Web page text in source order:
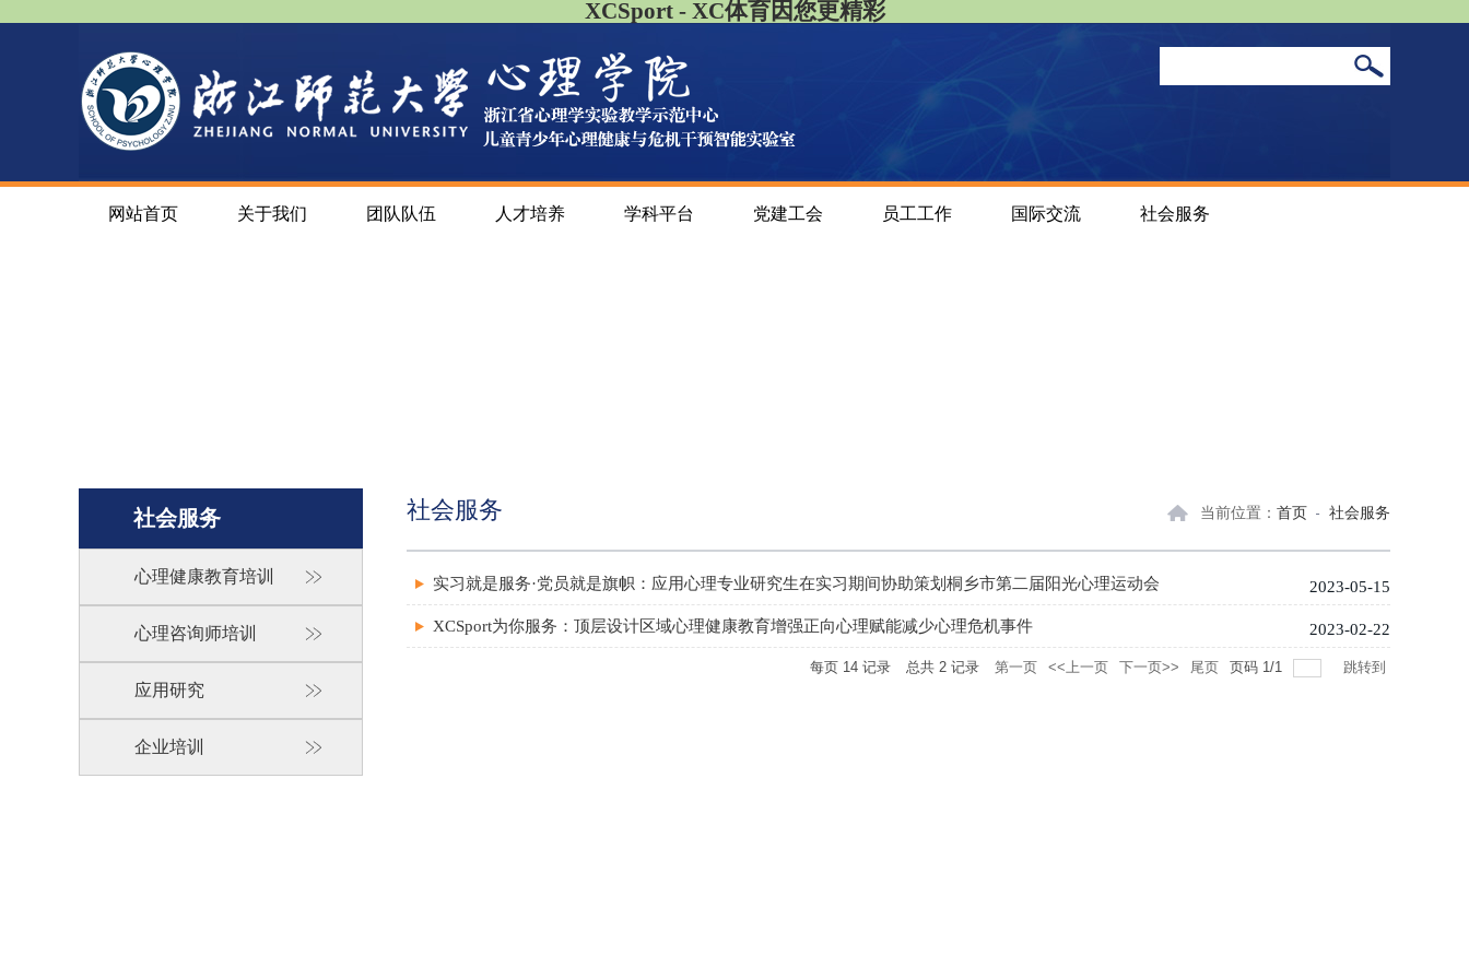
XCSport - XC体育因您更精彩
网站首页 关于我们 团队队伍 人才培养 学科平台 党建工会 员工工作 国际交流 社会服务
社会服务
心理健康教育培训
心理咨询师培训
应用研究
企业培训
当前位置： 首页 社会服务
社会服务
实习就是服务·党员就是旗帜：应用心理专业研究生在实习期间协助策划桐乡市第二届阳光心理运动会 2023-05-15
XCSport为你服务：顶层设计区域心理健康教育增强正向心理赋能减少心理危机事件 2023-02-22
每页 14 记录 总共 2 记录 第一页 <<上一页 下一页>> 尾页 页码 1/1 跳转到